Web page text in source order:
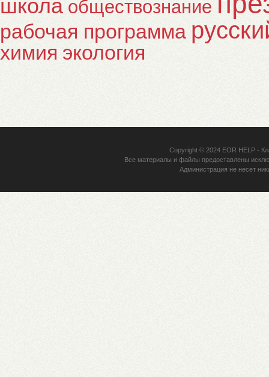
школа обществознание
рабочая программа
химия экология
Copyright © 2024 EOR HELP-
Все материалы и файлы предоставлены
Администрация не несет